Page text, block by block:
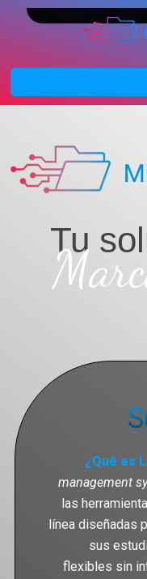
Tu
¿Qué es
management
las
línea diseñadas
sus
flexibles sin